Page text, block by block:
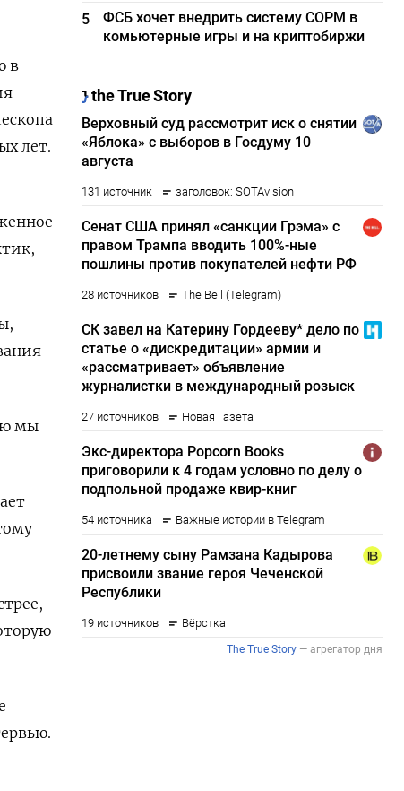
в
лет.
мы
5
ФСБ хочет внедрить систему СОРМ в
комьютерные игры и на криптобиржи